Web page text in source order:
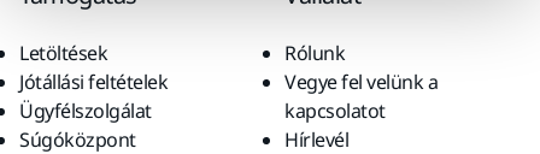
Letöltések
Jótállási feltételek
Ügyfélszolgálat
Súgóközpont
Rólunk
Vegye fel velünk a
kapcsolatot
Hírlevél